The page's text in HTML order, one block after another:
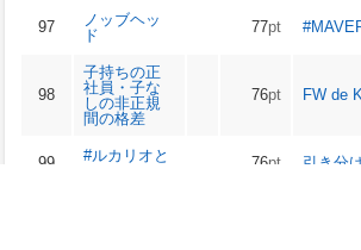
97
ノッブヘッ
ド
77pt
98
子持ちの正
社員・子な
しの非正規
間の格差
76pt FW de
99
#ルカリオと
76pt 引き分